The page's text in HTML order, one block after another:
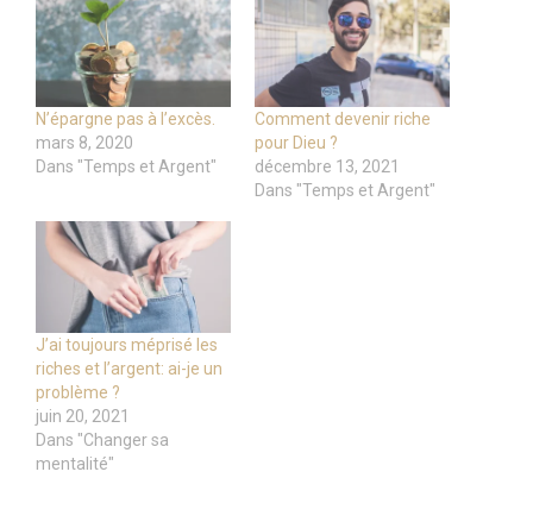
N’épargne pas à l’excès.
mars 8, 2020
Dans "Temps et Argent"
Comment devenir riche
pour Dieu ?
décembre 13, 2021
Dans "Temps et Argent"
J’ai toujours méprisé les
riches et l’argent: ai-je un
problème ?
juin 20, 2021
Dans "Changer sa
mentalité"